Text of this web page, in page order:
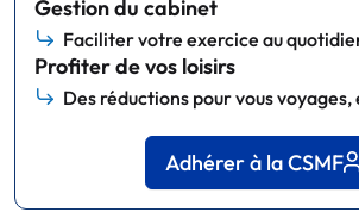
Gestion du cabinet
Faciliter votre exercice au
Profiter de vos loisirs
Des réductions pour vous voyages,
Adhérer à la CSMF